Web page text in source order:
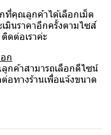
ที่คุณลูกค้าได้เลือกเม็ด
มินราคาอีกครั้งตามไซส์
ดต่อเราค่ะ
ก
กค้าสามารถเลือกดีไซน์
ต่อทางร้านเพื่อแจ้งขนาด